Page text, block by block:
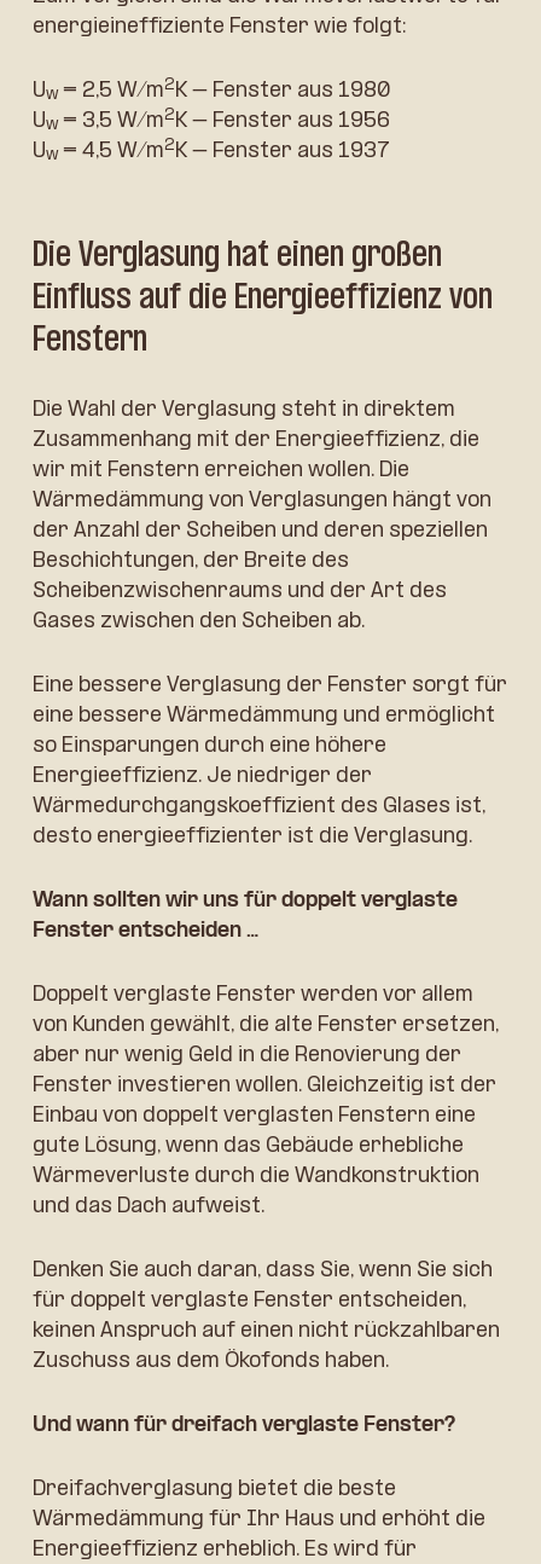
energieineffiziente Fenster wie folgt:
Uw= 2,5 W/m2 K – Fenster aus 1980
Uw= 3,5 W/m2 K – Fenster aus 1956
Uw= 4,5 W/m2 K – Fenster aus 1937
Die Verglasung hat einen großen
Einfluss auf die Energieeffizienz von
Fenstern
Die Wahl der Verglasung steht in direktem
Zusammenhang mit der Energieeffizienz, die
wir mit Fenstern erreichen wollen. Die
Wärmedämmung von Verglasungen hängt von
der Anzahl der Scheiben und deren speziellen
Beschichtungen, der Breite des
Scheibenzwischenraums und der Art des
Gases zwischen den Scheiben ab.
Eine bessere Verglasung der Fenster sorgt für
eine bessere Wärmedämmung und ermöglicht
so Einsparungen durch eine höhere
Energieeffizienz. Je niedriger der
Wärmedurchgangskoeffizient des Glases ist,
desto energieeffizienter ist die Verglasung.
Wann sollten wir uns für doppelt verglaste
Fenster entscheiden …
Doppelt verglaste Fenster werden vor allem
von Kunden gewählt, die alte Fenster ersetzen,
aber nur wenig Geld in die Renovierung der
Fenster investieren wollen. Gleichzeitig ist der
Einbau von doppelt verglasten Fenstern eine
gute Lösung, wenn das Gebäude erhebliche
Wärmeverluste durch die Wandkonstruktion
und das Dach aufweist.
Denken Sie auch daran, dass Sie, wenn Sie sich
für doppelt verglaste Fenster entscheiden,
keinen Anspruch auf einen nicht rückzahlbaren
Zuschuss aus dem Ökofonds haben.
Und wann für dreifach verglaste Fenster?
Dreifachverglasung bietet die beste
Wärmedämmung für Ihr Haus und erhöht die
Energieeffizienz erheblich. Es wird für